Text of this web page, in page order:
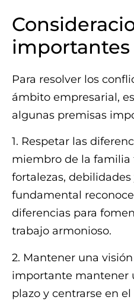
importantes
Para resolver los
ámbito empresarial,
algunas premisas
1. Respetar las
miembro de la familia
fortalezas, debilidades
fundamental
diferencias para
trabajo armonioso.
2. Mantener una
importante mantener
plazo y centrarse en